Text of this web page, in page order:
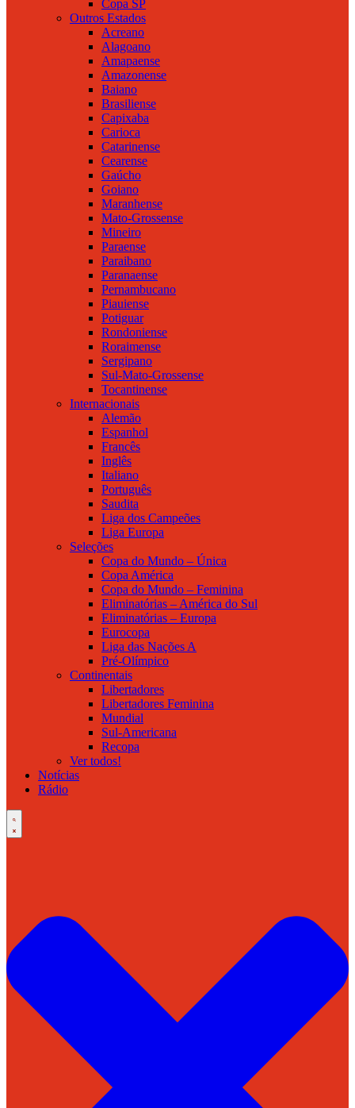
Copa SP
Outros Estados
Acreano
Alagoano
Amapaense
Amazonense
Baiano
Brasiliense
Capixaba
Carioca
Catarinense
Cearense
Gaúcho
Goiano
Maranhense
Mato-Grossense
Mineiro
Paraense
Paraibano
Paranaense
Pernambucano
Piauiense
Potiguar
Rondoniense
Roraimense
Sergipano
Sul-Mato-Grossense
Tocantinense
Internacionais
Alemão
Espanhol
Francês
Inglês
Italiano
Português
Saudita
Liga dos Campeões
Liga Europa
Seleções
Copa do Mundo – Única
Copa América
Copa do Mundo – Feminina
Eliminatórias – América do Sul
Eliminatórias – Europa
Eurocopa
Liga das Nações A
Pré-Olímpico
Continentais
Libertadores
Libertadores Feminina
Mundial
Sul-Americana
Recopa
Ver todos!
Notícias
Rádio